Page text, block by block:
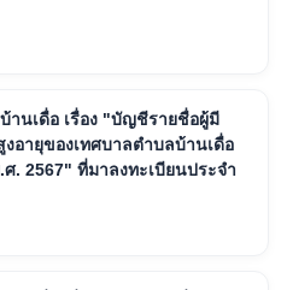
านเดื่อ เรื่อง "บัญชีรายชื่อผู้มี
งอายุของเทศบาลตำบลบ้านเดื่อ
. 2567" ที่มาลงทะเบียนประจำ